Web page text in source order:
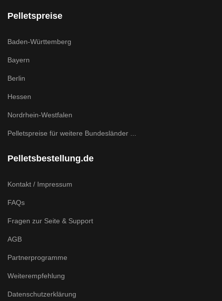
Pelletspreise
Baden-Württemberg
Bayern
Berlin
Hessen
Nordrhein-Westfalen
Pelletspreise für weitere Bundesländer ...
Pelletsbestellung.de
Kontakt / Impressum
FAQs
Fragen zur Seite & Support
AGB
Partnerprogramme
Weiterempfehlung
Datenschutzerklärung